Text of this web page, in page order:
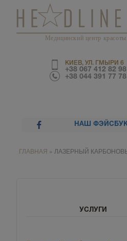
Медицинский центр красоты
КИЕВ, УЛ. ГМЫРИ 6
+38 067 412 82 98
+38 044 391 77 78
НАШ
ГЛАВНАЯ » ЛАЗЕРНЫЙ
УСЛУГИ